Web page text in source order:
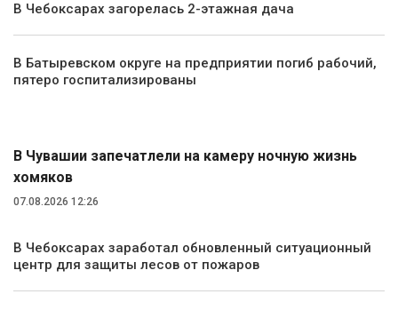
В Чебоксарах загорелась 2-этажная дача
В Батыревском округе на предприятии погиб рабочий,
пятеро госпитализированы
В Чувашии запечатлели на камеру ночную жизнь
хомяков
07.08.2026 12:26
В Чебоксарах заработал обновленный ситуационный
центр для защиты лесов от пожаров